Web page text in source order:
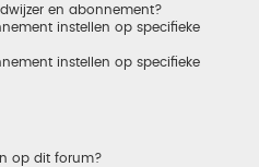
en abonnement?
instellen op specifieke
instellen op specifieke
op dit forum?